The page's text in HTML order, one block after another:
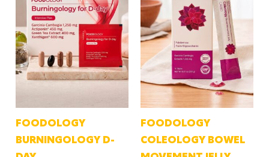
FOODOLOGY
BURNINGOLOGY D-
FOODOLOGY
COLEOLOGY BOWEL